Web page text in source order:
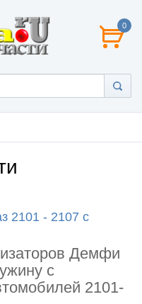
0
2101 - 2107 с
Демфи
с
2101-